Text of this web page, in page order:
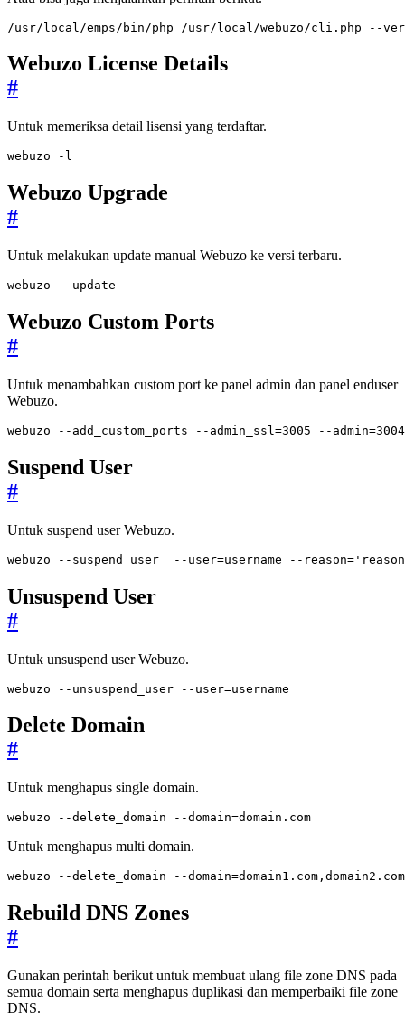
/usr/local/emps/bin/php /usr/local/webuzo/cli.php --
Webuzo License Details
#
Untuk memeriksa detail lisensi yang terdaftar.
webuzo -l
Webuzo Upgrade
#
Untuk melakukan update manual Webuzo ke versi terbaru.
webuzo --update
Webuzo Custom Ports
#
Untuk menambahkan custom port ke panel admin dan panel enduser
Webuzo.
webuzo --add_custom_ports --admin_ssl =3005 --admin=3004
Suspend User
#
Untuk suspend user Webuzo.
webuzo --suspend_user  --user=username --reason=
Unsuspend User
#
Untuk unsuspend user Webuzo.
webuzo --unsuspend_user --user=username
Delete Domain
#
Untuk menghapus single domain.
webuzo --delete_domain --domain=domain.com
Untuk menghapus multi domain.
webuzo --delete_domain --domain=domain1.com,domain2.com
Rebuild DNS Zones
#
Gunakan perintah berikut untuk membuat ulang file zone DNS pada
semua domain serta menghapus duplikasi dan memperbaiki file zone
DNS.